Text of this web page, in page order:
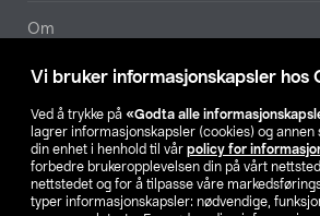
Vi bruker informasjonskapsler hos
Ved å trykke på «Godta alle
lagrer informasjonskapsler (cookies) og annen
din enhet i henhold til vår policy for
forbedre brukeropplevelsen din på vårt
nettstedet og for å tilpasse våre
typer informasjonskapsler: nødvendige,
Om
Aktuelt
Våre selskaper
Finn din butikk